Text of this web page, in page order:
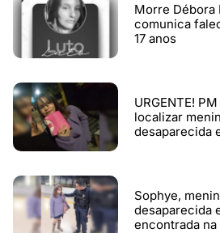
Morre
comunica
17 anos
URGENTE!
localizar
desaparecida
Sophye,
desaparecida
encontrada na